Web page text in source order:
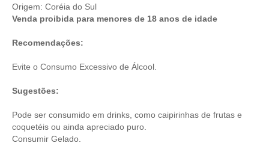
Origem: Coréia do Sul
Venda proibida para menores de 18 anos de idade
Recomendações:
Evite o Consumo Excessivo de Álcool.
Sugestões:
Pode ser consumido em drinks, como caipirinhas de frutas e
coquetéis ou ainda apreciado puro.
Consumir Gelado.